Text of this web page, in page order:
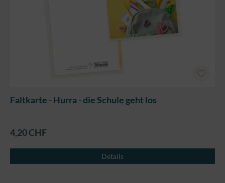
Faltkarte - Hurra - die Schule geht los
4,20 CHF
Details